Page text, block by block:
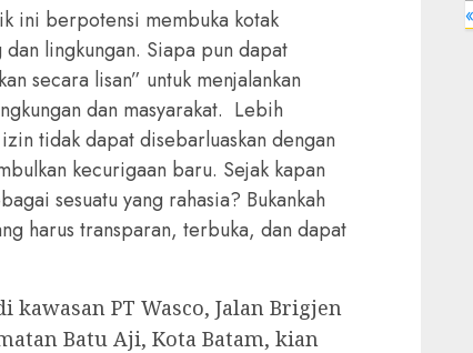
ini berpotensi membuka kotak
lingkungan. Siapa pun dapat
secara lisan” untuk menjalankan
dan masyarakat. ‎ ‎Lebih
tidak dapat disebarluaskan dengan
kecurigaan baru. Sejak kapan
sesuatu yang rahasia? Bukankah
harus transparan, terbuka, dan dapat
PT Wasco, Jalan Brigjen
Batu Aji, Kota Batam, kian